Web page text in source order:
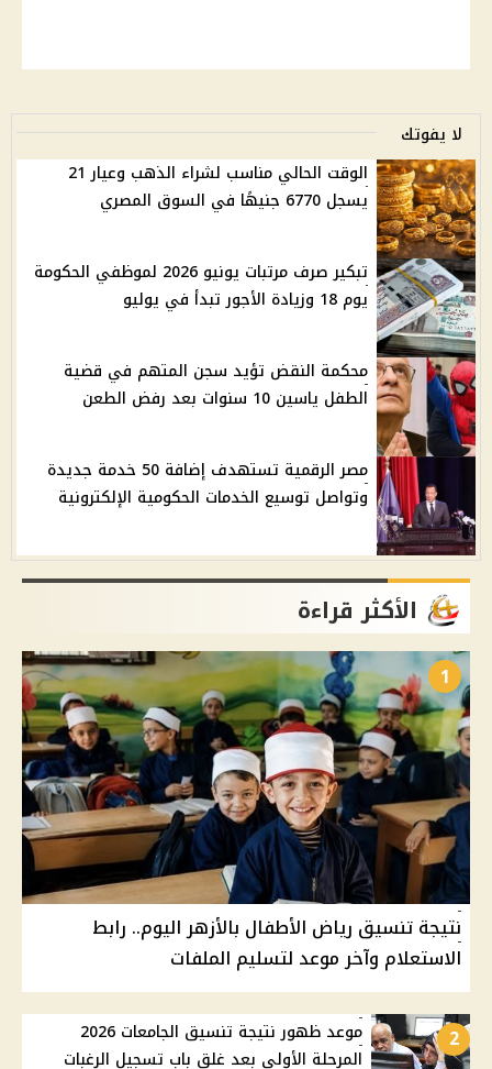
لا يفوتك
الوقت الحالي مناسب لشراء الذهب وعيار 21
يسجل 6770 جنيهًا في السوق المصري
تبكير صرف مرتبات يونيو 2026 لموظفي الحكومة
يوم 18 وزيادة الأجور تبدأ في يوليو
محكمة النقض تؤيد سجن المتهم في قضية
الطفل ياسين 10 سنوات بعد رفض الطعن
مصر الرقمية تستهدف إضافة 50 خدمة جديدة
وتواصل توسيع الخدمات الحكومية الإلكترونية
الأكثر قراءة
1
نتيجة تنسيق رياض الأطفال بالأزهر اليوم.. رابط
الاستعلام وآخر موعد لتسليم الملفات
2
موعد ظهور نتيجة تنسيق الجامعات 2026
المرحلة الأولى بعد غلق باب تسجيل الرغبات